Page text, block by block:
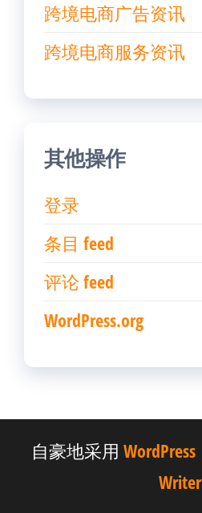
跨境电商广告资讯
跨境电商服务资讯
其他操作
登录
条目 feed
评论 feed
WordPress.org
自豪地采用 WordPress
Writer